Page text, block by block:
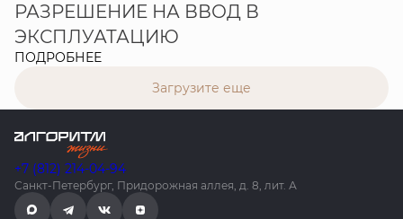
РАЗРЕШЕНИЕ НА ВВОД В
ЭКСПЛУАТАЦИЮ
ПОДРОБНЕЕ
Загрузите еще
+7 (812) 214-04-94
Санкт-Петербург, Придорожная аллея, д. 8, лит. А